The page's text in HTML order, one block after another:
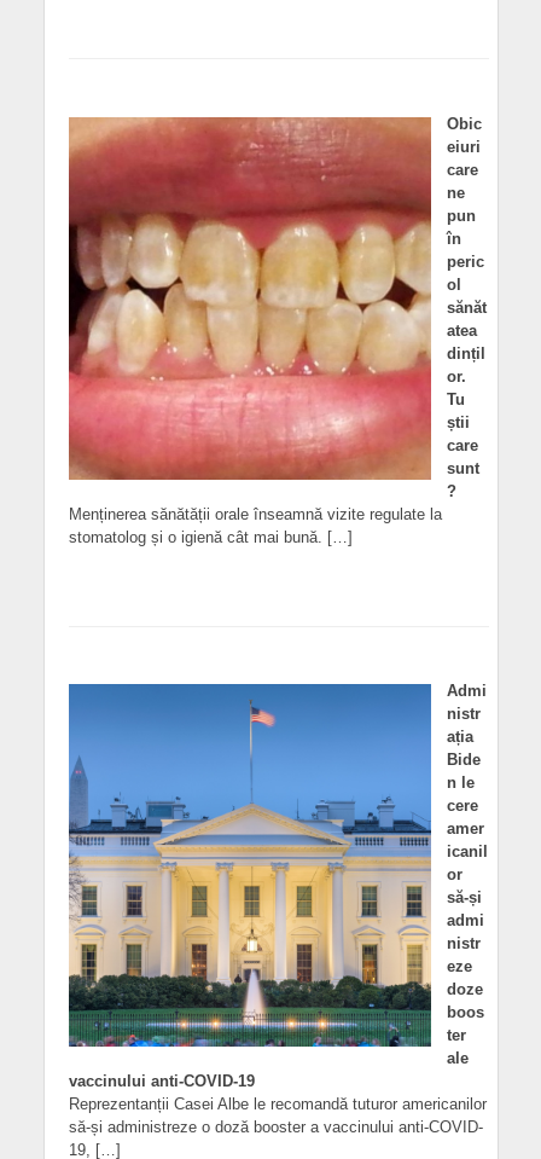
Obic
eiuri
care
ne
pun
în
peric
ol
sănăt
atea
dințil
or.
Tu
știi
care
sunt
?
Menținerea sănătății orale înseamnă vizite regulate la
stomatolog și o igienă cât mai bună. […]
Admi
nistr
ația
Bide
n le
cere
amer
icanil
or
să-și
admi
nistr
eze
doze
boos
ter
ale
vaccinului anti-COVID-19
Reprezentanții Casei Albe le recomandă tuturor americanilor
să-și administreze o doză booster a vaccinului anti-COVID-
19, […]